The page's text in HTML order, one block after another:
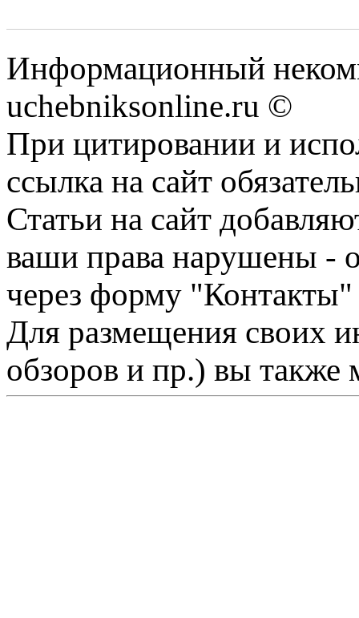
Информационный
uchebniksonline.ru ©
При цитировании и
ссылка на сайт
Статьи на сайт
ваши права нарушены -
через форму "Контакты"
Для размещения своих
обзоров и пр.) вы также